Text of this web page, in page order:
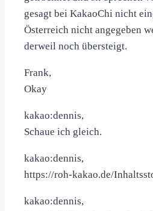
gesagt bei KakaoChi nicht
Österreich nicht angegeben
derweil noch übersteigt.
Frank,
Okay
kakao:dennis,
Schaue ich gleich.
kakao:dennis,
https://roh-kakao.de/
kakao:dennis,